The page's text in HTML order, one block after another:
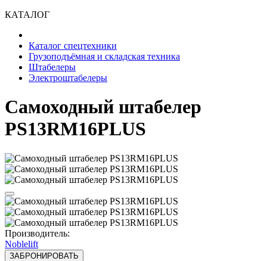
КАТАЛОГ
Каталог спецтехники
Грузоподъёмная и складская техника
Штабелеры
Электроштабелеры
Самоходный штабелер
PS13RM16PLUS
Производитель:
Noblelift
ЗАБРОНИРОВАТЬ